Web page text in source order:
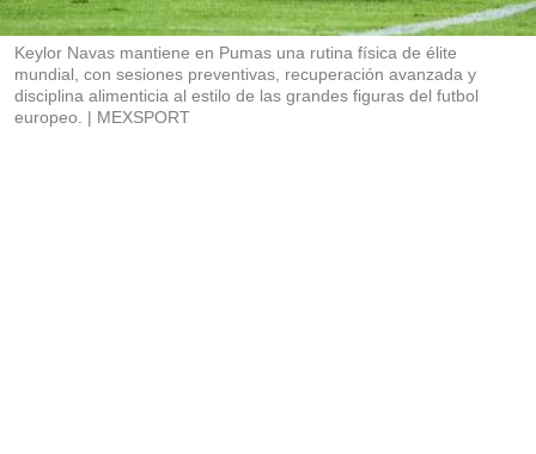
i
r
Keylor Navas mantiene en Pumas una rutina física de élite
mundial, con sesiones preventivas, recuperación avanzada y
disciplina alimenticia al estilo de las grandes figuras del futbol
europeo.
MEXSPORT